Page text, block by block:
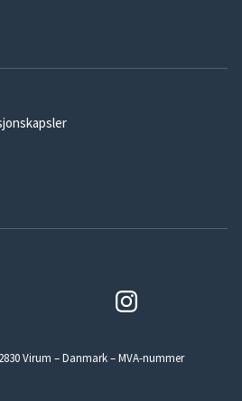
Virum – Danmark – MVA-nummer